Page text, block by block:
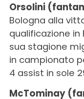
Orsolini
Bologna alla
qualificazione in
sua stagione
in campionato
4 assist in sole
McTominay